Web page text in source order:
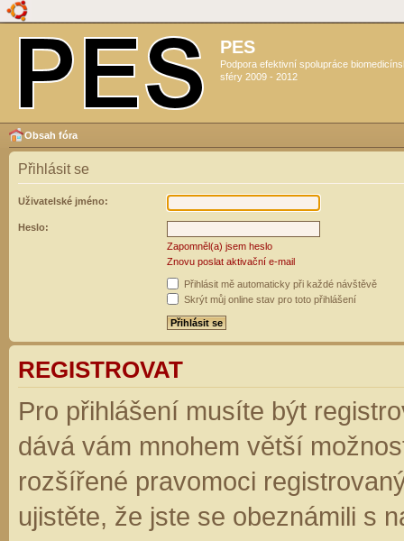
PES
Podpora efektivní spolupráce
sféry 2009 - 2012
Obsah fóra
Přihlásit se
Uživatelské jméno:
Heslo:
Zapomněl(a) jsem heslo
Znovu poslat aktivační e-mail
Přihlásit mě automaticky při každé návštěvě
Skrýt můj online stav pro toto přihlášení
REGISTROVAT
Pro přihlášení musíte být
dává vám mnohem větší
rozšířené pravomoci
ujistěte, že jste se obeznámili s